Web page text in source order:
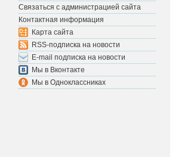
Связаться с администрацией сайта
Контактная информация
Карта сайта
RSS-подписка на новости
E-mail подписка на новости
Мы в Вконтакте
Мы в Одноклассниках